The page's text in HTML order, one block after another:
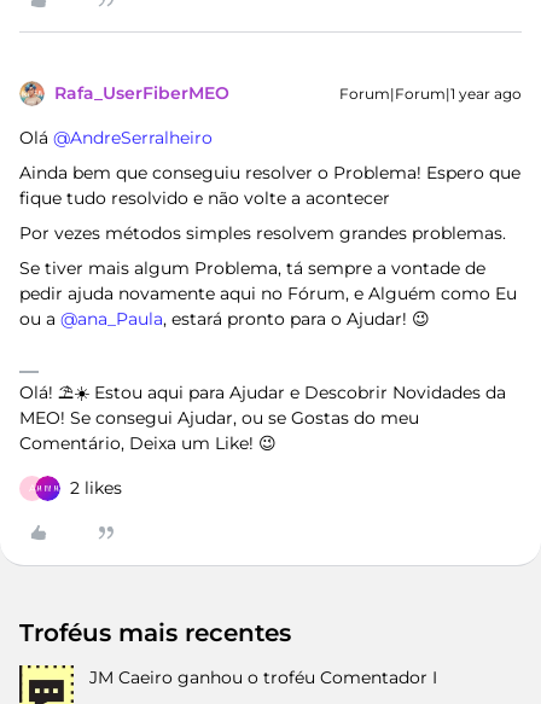
Rafa_UserFiberMEO Forum|Forum|1 year ago
Olá ​ @AndreSerralheiro
Ainda bem que conseguiu resolver o Problema! Espero que
fique tudo resolvido e não volte a acontecer
Por vezes métodos simples resolvem grandes problemas.
Se tiver mais algum Problema, tá sempre a vontade de
pedir ajuda novamente aqui no Fórum, e Alguém como Eu
ou a ​ @ana_Paula, estará pronto para o Ajudar! 😉
Olá! ⛱️☀️ Estou aqui para Ajudar e Descobrir Novidades da
MEO! Se consegui Ajudar, ou se Gostas do meu
Comentário, Deixa um Like! 😉
A 2 likes
Troféus mais recentes
JM Caeiro ganhou o troféu Comentador I